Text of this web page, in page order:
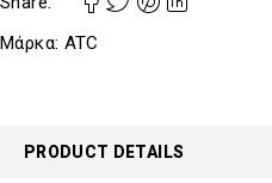
Μάρκα: ATC
PRODUCT DETAILS